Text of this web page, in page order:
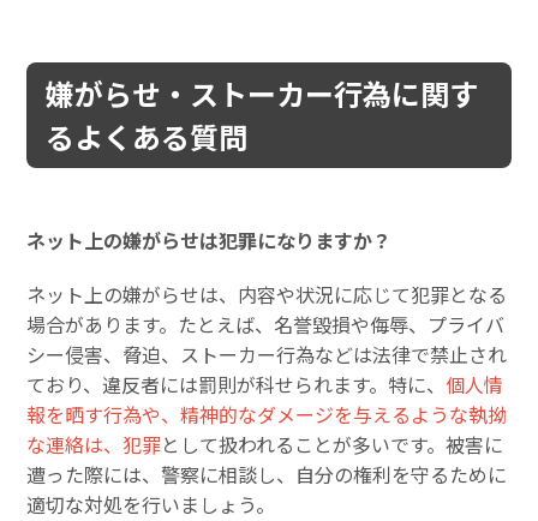
嫌がらせ・ストーカー行為に関す
るよくある質問
ネット上の嫌がらせは犯罪になりますか？
ネット上の嫌がらせは、内容や状況に応じて犯罪となる
場合があります。たとえば、名誉毀損や侮辱、プライバ
シー侵害、脅迫、ストーカー行為などは法律で禁止され
ており、違反者には罰則が科せられます。特に、 個人情
報を晒す行為や、精神的なダメージを与えるような執拗
な連絡は、犯罪として扱われることが多いです。被害に
遭った際には、警察に相談し、自分の権利を守るために
適切な対処を行いましょう。